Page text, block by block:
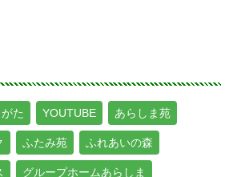
た YOUTUBE あらしま苑
ふたみ苑 ふれあいの森
グループホームあらしま